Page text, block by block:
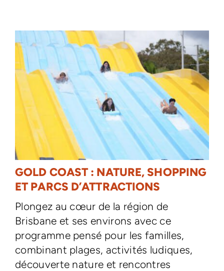
GOLD COAST : NATURE, SHOPPING
ET PARCS D’ATTRACTIONS
Plongez au cœur de la région de
Brisbane et ses environs avec ce
programme pensé pour les familles,
combinant plages, activités ludiques,
découverte nature et rencontres